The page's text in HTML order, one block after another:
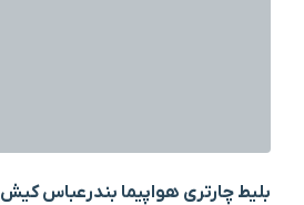
بلیط چارتری هواپیما بندرعباس کیش